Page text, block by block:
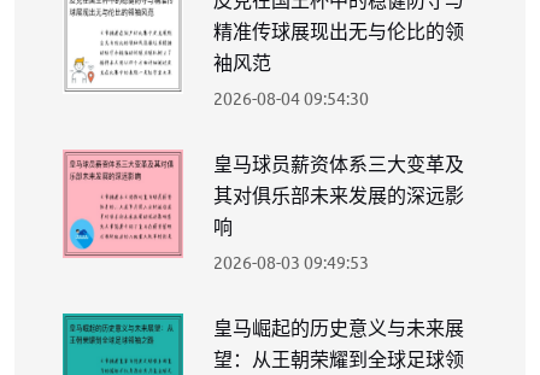
精准传球展现出无与伦比的领
袖风范
2026-08-04 09:54:30
皇马球员薪资体系三大变革及
其对俱乐部未来发展的深远影
响
2026-08-03 09:49:53
皇马崛起的历史意义与未来展
望：从王朝荣耀到全球足球领